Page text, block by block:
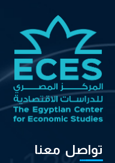
تواصل معنا